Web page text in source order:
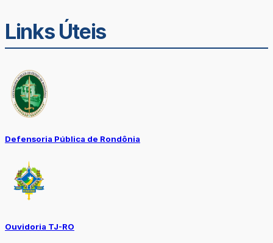
Links Úteis
Defensoria Pública de Rondônia
Ouvidoria TJ-RO